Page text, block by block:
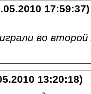
17:59:37)
во
13:20:18)